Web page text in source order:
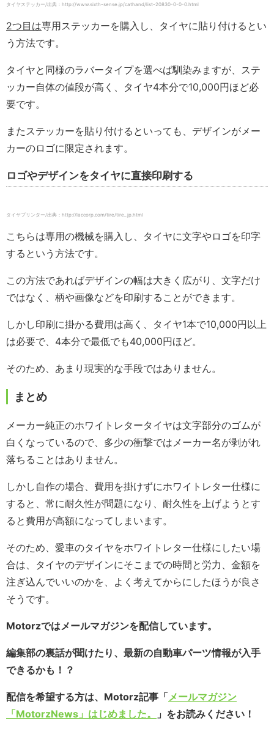
タイヤステッカー/出典：http://www.sixth-sense.jp/cathand/list-20830-0-0-0.html
2つ目は専用ステッカーを購入し、タイヤに貼り付けるとい
う方法です。
タイヤと同様のラバータイプを選べば馴染みますが、ステ
ッカー自体の値段が高く、タイヤ4本分で10,000円ほど必
要です。
またステッカーを貼り付けるといっても、デザインがメー
カーのロゴに限定されます。
ロゴやデザインをタイヤに直接印刷する
タイヤプリンター/出典：http://laccorp.com/tire/tire_jp.html
こちらは専用の機械を購入し、タイヤに文字やロゴを印字
するという方法です。
この方法であればデザインの幅は大きく広がり、文字だけ
ではなく、柄や画像などを印刷することができます。
しかし印刷に掛かる費用は高く、タイヤ1本で10,000円以上
は必要で、4本分で最低でも40,000円ほど。
そのため、あまり現実的な手段ではありません。
まとめ
メーカー純正のホワイトレタータイヤは文字部分のゴムが
白くなっているので、多少の衝撃ではメーカー名が剥がれ
落ちることはありません。
しかし自作の場合、費用を掛けずにホワイトレター仕様に
すると、常に耐久性が問題になり、耐久性を上げようとす
ると費用が高額になってしまいます。
そのため、愛車のタイヤをホワイトレター仕様にしたい場
合は、タイヤのデザインにそこまでの時間と労力、金額を
注ぎ込んでいいのかを、よく考えてからにしたほうが良さ
そうです。
Motorzではメールマガジンを配信しています。
編集部の裏話が聞けたり、最新の自動車パーツ情報が入手
できるかも！？
配信を希望する方は、Motorz記事「メールマガジン
「MotorzNews」はじめました。
」をお読みください！